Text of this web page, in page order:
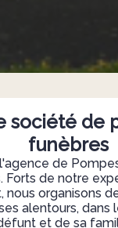
société de
funèbres
de
Forts de notre
nous organisons
alentours, dans
et de sa